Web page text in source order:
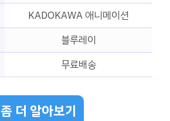
KADOKAWA 애니메이션
블루레이
무료배송
좀 더 알아보기